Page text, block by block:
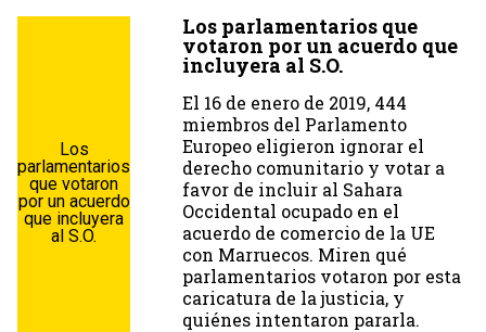
Los
parlamentarios
que votaron
por un acuerdo
que incluyera
al S.O.
Los parlamentarios que
votaron por un acuerdo que
incluyera al S.O.
El 16 de enero de 2019, 444
miembros del Parlamento
Europeo eligieron ignorar el
derecho comunitario y votar a
favor de incluir al Sahara
Occidental ocupado en el
acuerdo de comercio de la UE
con Marruecos. Miren qué
parlamentarios votaron por esta
caricatura de la justicia, y
quiénes intentaron pararla.